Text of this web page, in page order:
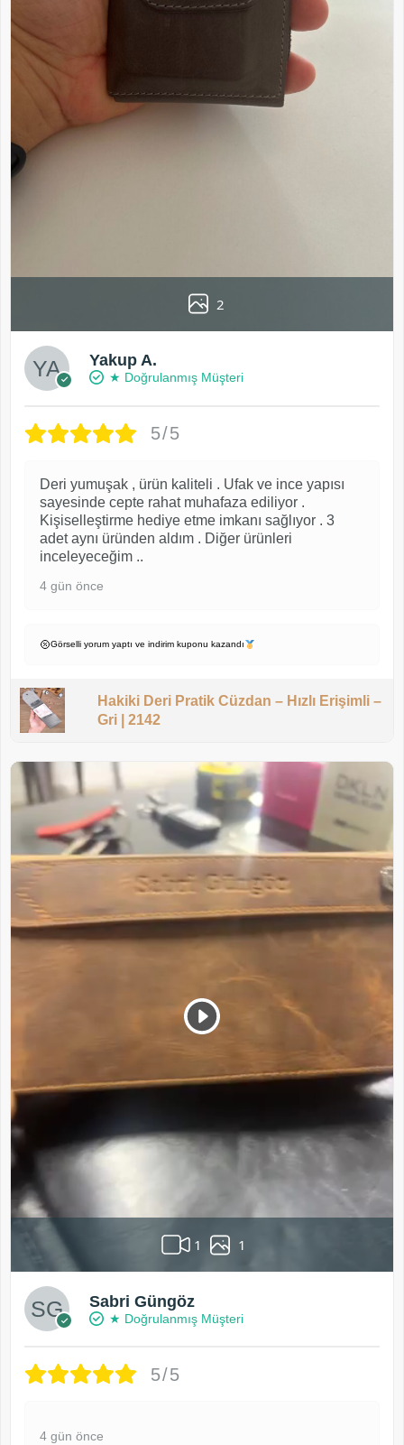
2
Yakup A.
★ Doğrulanmış Müşteri
5/5
Deri yumuşak , ürün kaliteli . Ufak ve ince yapısı
sayesinde cepte rahat muhafaza ediliyor .
Kişiselleştirme hediye etme imkanı sağlıyor . 3
adet aynı üründen aldım . Diğer ürünleri
inceleyeceğim ..
4 gün önce
Görselli yorum yaptı ve indirim kuponu kazandı
Hakiki Deri Pratik Cüzdan – Hızlı Erişimli –
Gri | 2142
1 1
Sabri Güngöz
★ Doğrulanmış Müşteri
5/5
4 gün önce